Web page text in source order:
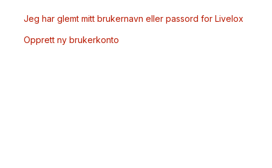
Jeg har glemt mitt brukernavn eller passord for Livelox
Opprett ny brukerkonto